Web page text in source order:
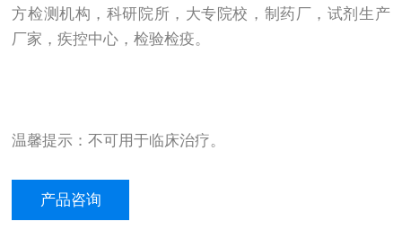
方检测机构，科研院所，大专院校，制药厂，试剂生产
厂家，疾控中心，检验检疫。
温馨提示：不可用于临床治疗。
产品咨询